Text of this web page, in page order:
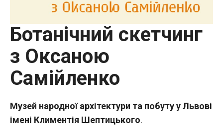
Ботанічний скетчинг
з Оксаною
Самійленко
Музей народної архітектури та побуту у Львові
імені Климентія Шептицького.